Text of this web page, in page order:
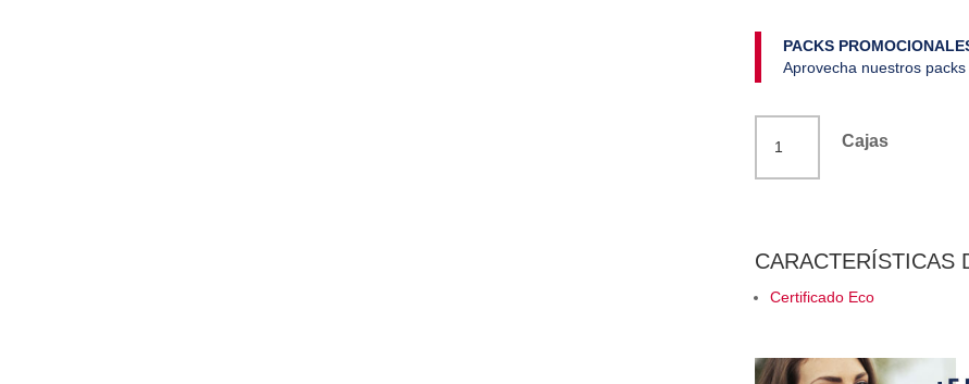
PACKS
Aprovecha nuestros
Téo
Cajas
CARACTERÍSTICAS
Certificado Eco